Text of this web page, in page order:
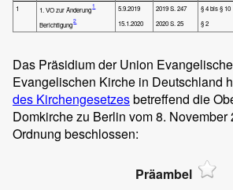
1 1. VO zur Änderung
1 5.9.2019 2019 S. 247 § 4 bis § 10
Berichtigung
2 15.1.2020 2020 S. 25 § 2
Das Präsidium der Union
Evangelischen Kirche in Deutschland
des Kirchengesetzesbetreffend die
Domkirche zu Berlin vom 8. November
Ordnung beschlossen:
Präambel